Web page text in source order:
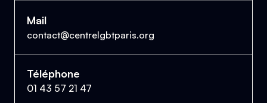
Mail
contact@centrelgbtparis.org
Téléphone
01 43 57 21 47